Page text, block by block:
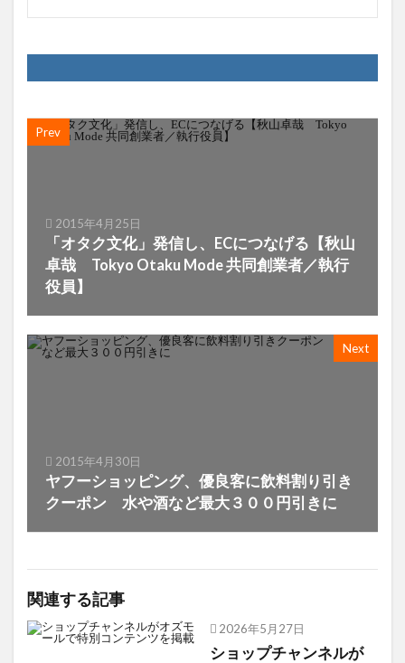
Prev
2015年4月25日
「オタク文化」発信し、ECにつなげる【秋山
卓哉 Tokyo Otaku Mode 共同創業者／執行
役員】
Next
2015年4月30日
ヤフーショッピング、優良客に飲料割り引き
クーポン 水や酒など最大３００円引きに
関連する記事
2026年5月27日
ショップチャンネルが